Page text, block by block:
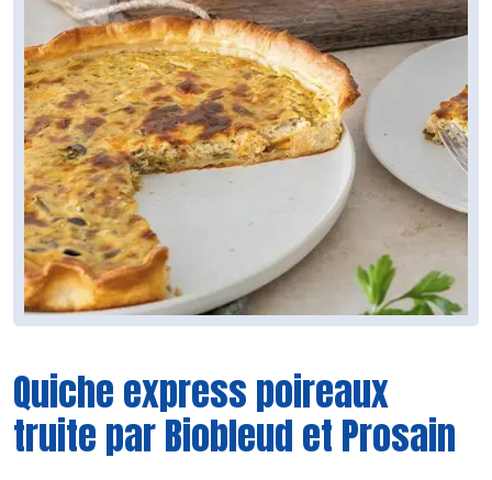
Quiche express poireaux
truite par Biobleud et Prosain